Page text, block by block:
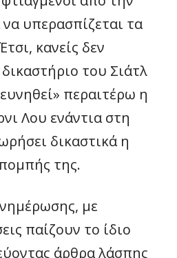
υπερασπίζεται τα
κανείς δεν
του Σιάτλ
περαιτέρω η
Λου ενάντια στη
δικαστικά η
της.
με
παίζουν το ίδιο
άρθρα λάσπης